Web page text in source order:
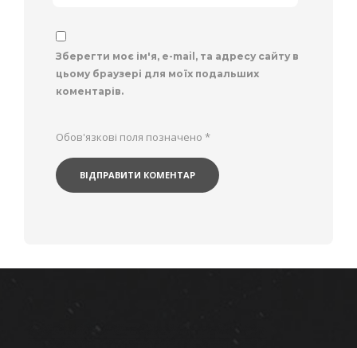
Зберегти моє ім'я, e-mail, та адресу сайту в
цьому браузері для моїх подальших
коментарів.
Обов'язкові поля позначено *